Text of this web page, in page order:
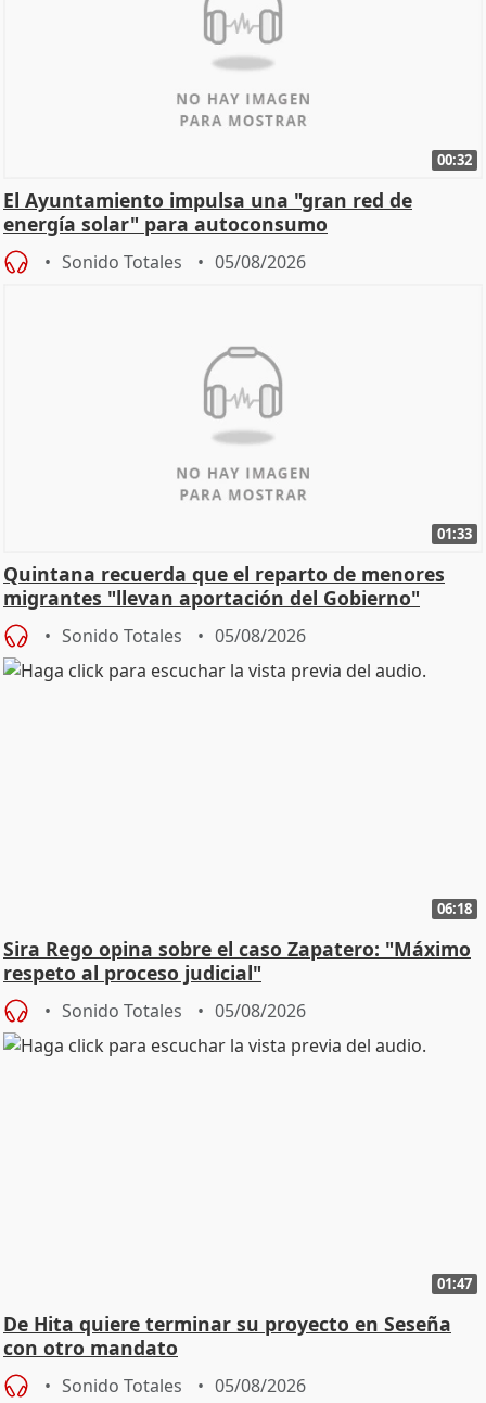
00:32
El Ayuntamiento impulsa una "gran red de
energía solar" para autoconsumo
Sonido Totales 05/08/2026
01:33
Quintana recuerda que el reparto de menores
migrantes "llevan aportación del Gobierno"
central
Sonido Totales 05/08/2026
06:18
Sira Rego opina sobre el caso Zapatero: "Máximo
respeto al proceso judicial"
Sonido Totales 05/08/2026
01:47
De Hita quiere terminar su proyecto en Seseña
con otro mandato
Sonido Totales 05/08/2026